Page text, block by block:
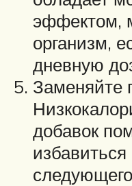
эффектом,
организм,
дневную
Заменяйте
добавок
избавиться